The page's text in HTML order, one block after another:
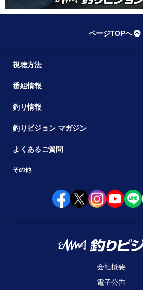
ページTOPへ
視聴方法
番組情報
釣り情報
釣りビジョン マガジン
よくあるご質問
その他
会社概要
電子公告